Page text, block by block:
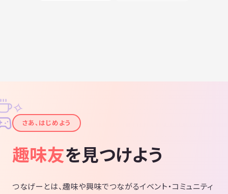
✦
✧
さあ、はじめよう
趣味友を見つけよう
つなげーとは、趣味や興味でつながるイベント・コミュニティ